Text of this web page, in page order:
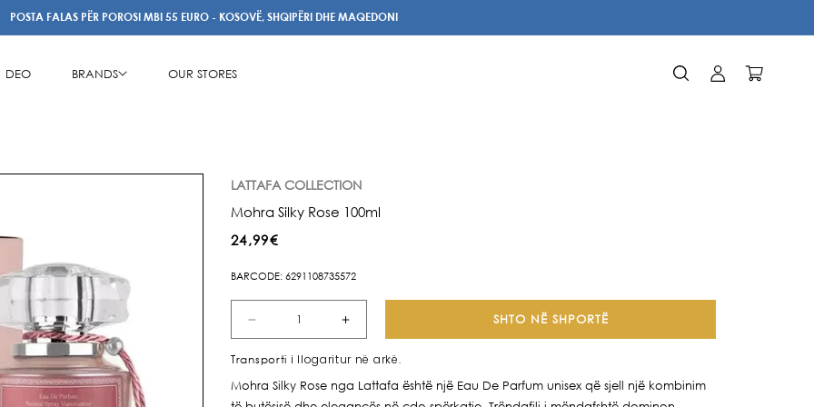
POSTA FALAS PËR POROSI MBI 55 EURO - KOSOVË, SHQIPËRI DHE MAQEDONI
DEO BRANDS OUR STORES IdentifikohuKarrocë
LATTAFA COLLECTION
Mohra Silky Rose 100ml
Çmimi
24,99€
BARCODE: 6291108735572
Zvogëlo
për
Mohra
Rrit
për
Mohra
SHTO NË SHPORTË
Transporti i llogaritur në arkë.
Mohra Silky Rose nga Lattafa është një Eau De Parfum unisex që sjell një kombinim